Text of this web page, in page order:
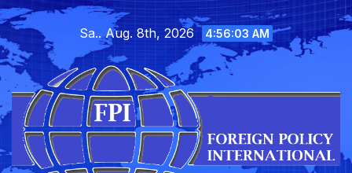
Skip
to
content
Sa.. Aug. 8th, 2026 4:56:04 AM